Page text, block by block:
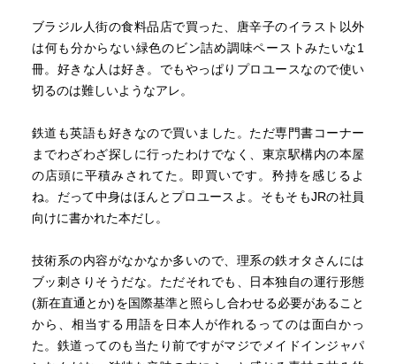
ブラジル人街の食料品店で買った、唐辛子のイラスト以外
は何も分からない緑色のビン詰め調味ペーストみたいな1
冊。好きな人は好き。でもやっぱりプロユースなので使い
切るのは難しいようなアレ。
鉄道も英語も好きなので買いました。ただ専門書コーナー
までわざわざ探しに行ったわけでなく、東京駅構内の本屋
の店頭に平積みされてた。即買いです。矜持を感じるよ
ね。だって中身はほんとプロユースよ。そもそもJRの社員
向けに書かれた本だし。
技術系の内容がなかなか多いので、理系の鉄オタさんには
ブッ刺さりそうだな。ただそれでも、日本独自の運行形態
(新在直通とか)を国際基準と照らし合わせる必要があること
から、相当する用語を日本人が作れるってのは面白かっ
た。鉄道ってのも当たり前ですがマジでメイドインジャパ